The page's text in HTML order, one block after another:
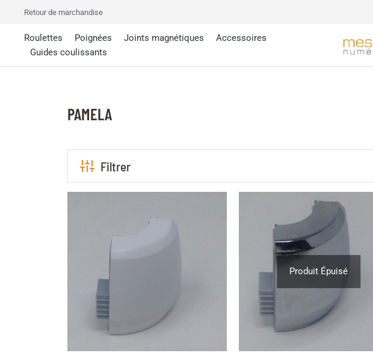
Retour de marchandise
Roulettes Poignées Joints magnétiques
Accessoires
Guides coulissants
PAMELA
Filtrer
Produit Épuisé